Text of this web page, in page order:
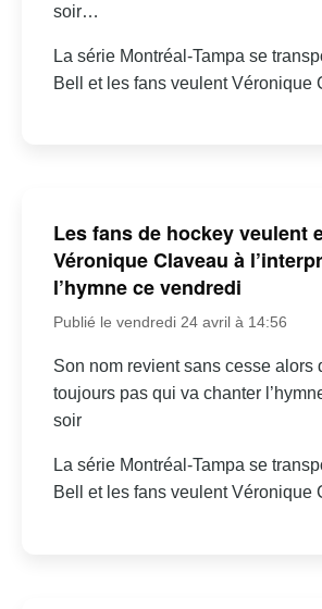
soir…
La série Montréal-Tampa se
Bell et les fans veulent Véronique
Les fans de hockey veulent
Véronique Claveau à
l’hymne ce vendredi
Publié le vendredi 24 avril à 14:56
Son nom revient sans cesse alors
toujours pas qui va chanter
soir
La série Montréal-Tampa se
Bell et les fans veulent Véronique